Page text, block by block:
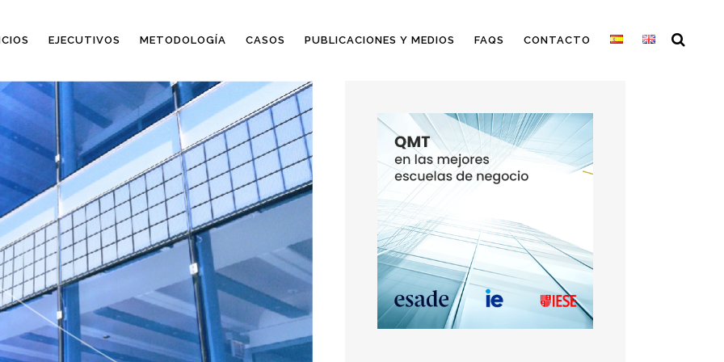
EJECUTIVOS METODOLOGÍA CASOS PUBLICACIONES Y MEDIOS FAQS CONTACTO